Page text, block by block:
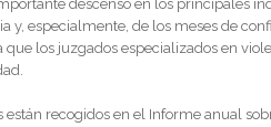
descenso en los principales
y, especialmente, de los meses de
que los juzgados especializados en
están recogidos en el Informe anual